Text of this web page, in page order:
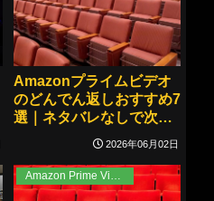
Amazonプライムビデオ
のどんでん返しおすすめ7
選｜ネタバレなしで次に
観る1本が決まる！
2026年06月02日
Amazon Prime Video